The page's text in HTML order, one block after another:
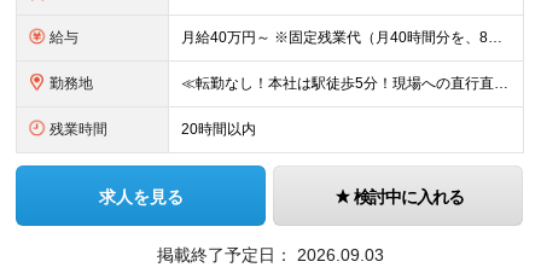
給与 月給40万円～ ※固定残業代（月40時間分を、8万3000円～）を含む。上記を超える時間外労働分は追加で支給します ※試用期間6ヶ月（期間中の待遇・条件は変わりません） ★年間180棟の安定した
勤務地 ≪転勤なし！本社は駅徒歩5分！現場への直行直帰もあり◎≫ 以下のエリアの現場をお任せします。 ■東京都 │23区（新宿・渋谷・港・世田谷・目黒・大田・杉並・中野・練馬・品川） │多摩エリア（町田・
残業時間 20時間以内
求人を見る 検討中に入れる
掲載終了予定日： 2026.09.03